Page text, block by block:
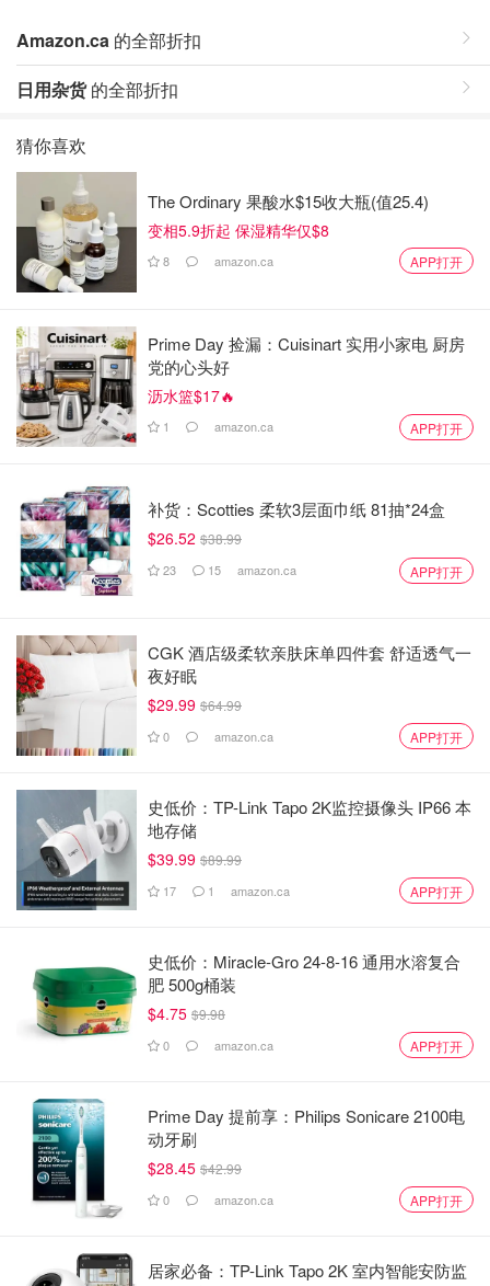
Amazon.ca 的全部折扣
日用杂货的全部折扣
猜你喜欢
The Ordinary 果酸水$15收大瓶(值25.4)
变相5.9折起 保湿精华仅$8
8 amazon.ca APP打开
Prime Day 捡漏：Cuisinart 实用小家电 厨房
党的心头好
沥水篮$17🔥
1 amazon.ca APP打开
补货：Scotties 柔软3层面巾纸 81抽*24盒
$26.52 $38.99
23 15 amazon.ca APP打开
CGK 酒店级柔软亲肤床单四件套 舒适透气一
夜好眠
$29.99 $64.99
0 amazon.ca APP打开
史低价：TP-Link Tapo 2K监控摄像头 IP66 本
地存储
$39.99 $89.99
17 1 amazon.ca APP打开
史低价：Miracle-Gro 24-8-16 通用水溶复合
肥 500g桶装
$4.75 $9.98
0 amazon.ca APP打开
Prime Day 提前享：Philips Sonicare 2100电
动牙刷
$28.45 $42.99
0 amazon.ca APP打开
居家必备：TP-Link Tapo 2K 室内智能安防监